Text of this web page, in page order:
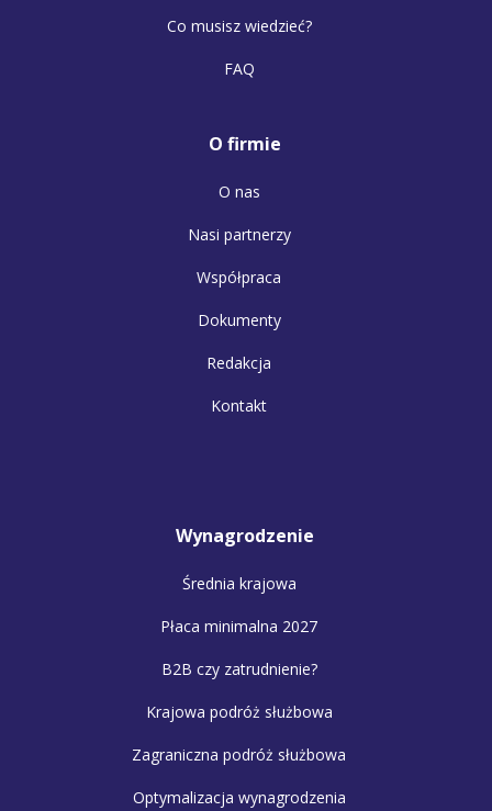
Co musisz wiedzieć?
FAQ
O firmie
O nas
Nasi partnerzy
Współpraca
Dokumenty
Redakcja
Kontakt
Wynagrodzenie
Średnia krajowa
Płaca minimalna 2027
B2B czy zatrudnienie?
Krajowa podróż służbowa
Zagraniczna podróż służbowa
Optymalizacja wynagrodzenia